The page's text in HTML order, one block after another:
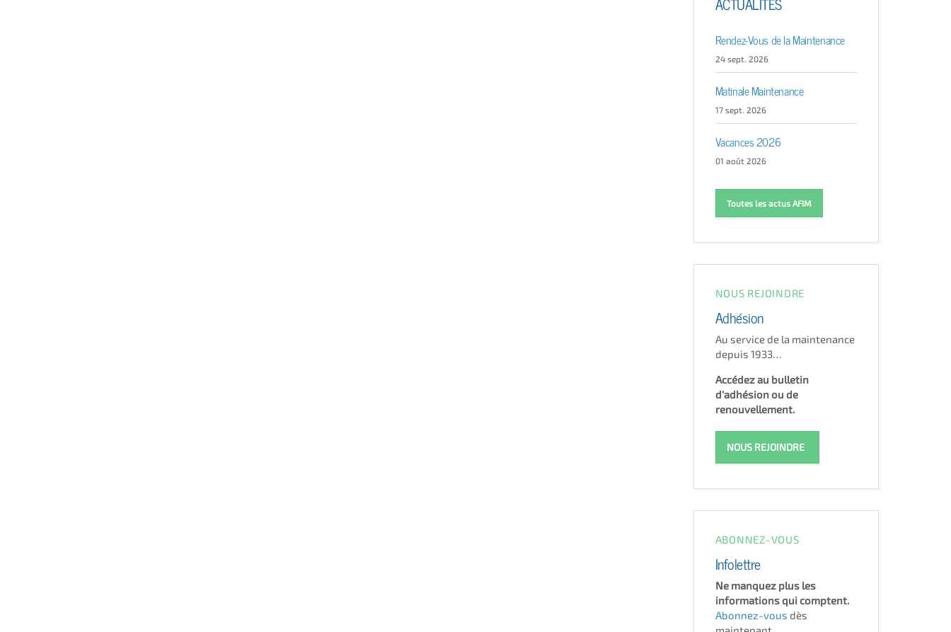
Rendez-Vous de la Maintenance
24 sept. 2026
Matinale Maintenance
17 sept. 2026
Vacances 2026
01 août 2026
Toutes les actus AFIM
NOUS REJOINDRE
Adhésion
Au service de la maintenance
depuis 1933…
Accédez au bulletin
d'adhésion ou de
renouvellement.
NOUS REJOINDRE
ABONNEZ-VOUS
Infolettre
Ne manquez plus les
informations qui comptent.
Abonnez-vous dès